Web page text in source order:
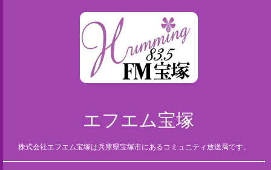
エフエム宝塚
株式会社エフエム宝塚は兵庫県宝塚市にあるコミュニティ放送局です。